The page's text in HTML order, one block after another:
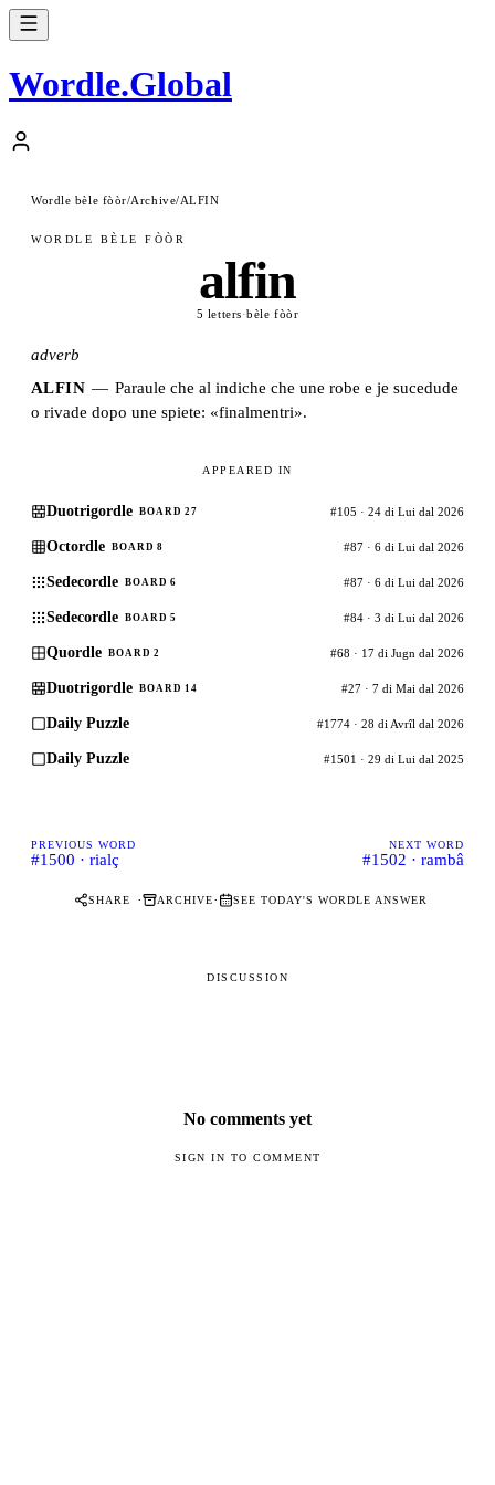
Wordle.Global
Wordle bèle fòòr/Archive/ALFIN
WORDLE BÈLE FÒÒR
alfin
5 letters·bèle fòòr
adverb
ALFIN — Paraule che al indiche che une robe e je sucedude
o rivade dopo une spiete: «finalmentri».
APPEARED IN
Duotrigordle BOARD 27 #105 · 24 di Lui dal 2026
Octordle BOARD 8 #87 · 6 di Lui dal 2026
Sedecordle BOARD 6 #87 · 6 di Lui dal 2026
Sedecordle BOARD 5 #84 · 3 di Lui dal 2026
Quordle BOARD 2 #68 · 17 di Jugn dal 2026
Duotrigordle BOARD 14 #27 · 7 di Mai dal 2026
Daily Puzzle #1774 · 28 di Avrîl dal 2026
Daily Puzzle #1501 · 29 di Lui dal 2025
PREVIOUS WORD
#1500 · rialç
NEXT WORD
#1502 · rambâ
SHARE · ARCHIVE· SEE TODAY'S WORDLE ANSWER
DISCUSSION
No comments yet
SIGN IN TO COMMENT